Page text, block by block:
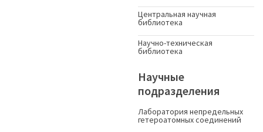
Центральная научная
библиотека
Научно-техническая
библиотека
Научные
подразделения
Лаборатория непредельных
гетероатомных соединений